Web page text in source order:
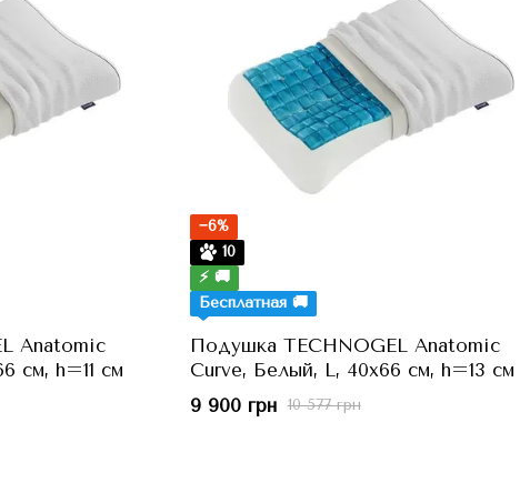
Anatomic
см, h=11 см
−6%
10
⚡ 🚚
Бесплатная 🚚
Подушка TECHNOGEL Anatomic
Curve, Белый, L, 40x66 см, h=13 см
10 577 грн
9 900 грн